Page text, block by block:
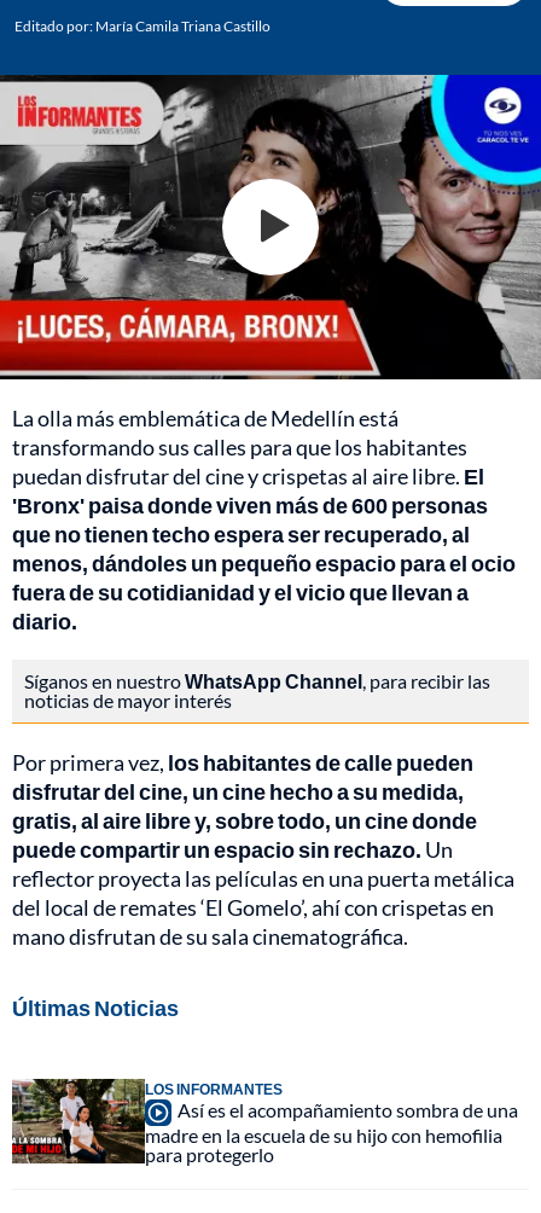
Editado por: María Camila Triana Castillo
La olla más emblemática de Medellín está
transformando sus calles para que los habitantes
puedan disfrutar del cine y crispetas al aire libre. El
'Bronx' paisa donde viven más de 600 personas
que no tienen techo espera ser recuperado, al
menos, dándoles un pequeño espacio para el ocio
fuera de su cotidianidad y el vicio que llevan a
diario.
Síganos en nuestroWhatsApp Channel, para recibir las
noticias de mayor interés
Por primera vez, los habitantes de calle pueden
disfrutar del cine, un cine hecho a su medida,
gratis, al aire libre y, sobre todo, un cine donde
puede compartir un espacio sin rechazo. Un
reflector proyecta las películas en una puerta metálica
del local de remates ‘El Gomelo’, ahí con crispetas en
mano disfrutan de su sala cinematográfica.
Últimas Noticias
LOS INFORMANTES
Así es el acompañamiento sombra de una
madre en la escuela de su hijo con hemofilia
para protegerlo